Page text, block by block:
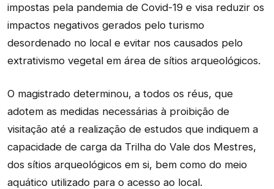
impostas pela pandemia de Covid-19 e visa reduzir os
impactos negativos gerados pelo turismo
desordenado no local e evitar nos causados pelo
extrativismo vegetal em área de sítios arqueológicos.
O magistrado determinou, a todos os réus, que
adotem as medidas necessárias à proibição de
visitação até a realização de estudos que indiquem a
capacidade de carga da Trilha do Vale dos Mestres,
dos sítios arqueológicos em si, bem como do meio
aquático utilizado para o acesso ao local.